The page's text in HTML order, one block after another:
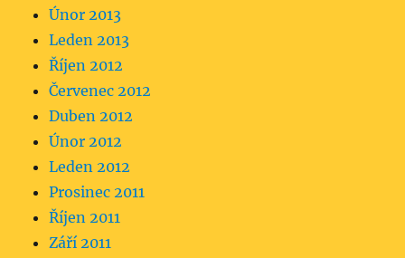
Únor 2013
Leden 2013
Říjen 2012
Červenec 2012
Duben 2012
Únor 2012
Leden 2012
Prosinec 2011
Říjen 2011
Září 2011